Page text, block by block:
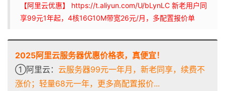
【阿里云优惠】 https://t.aliyun.com/U/bLynLC 新老用户同
享99元1年起，4核16G10M带宽26元/月，多配置报价单
2025阿里云服务器优惠价格表，真便宜！
①阿里云： 云服务器99元一年月，新老同享，续费不
涨价；轻量68元一年，更多高配置报价...